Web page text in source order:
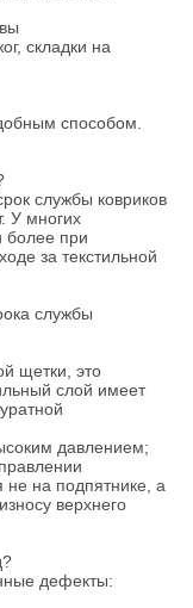
складки на
способом.
службы ковриков
У многих
более при
за текстильной
службы
щетки, это
слой имеет
давлением;
не на подпятнике, а
верхнего
дефекты: